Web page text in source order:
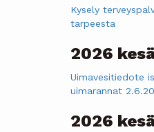
Kysely
tarpeesta
2026
Uimavesitiedote
uimarannat
2026